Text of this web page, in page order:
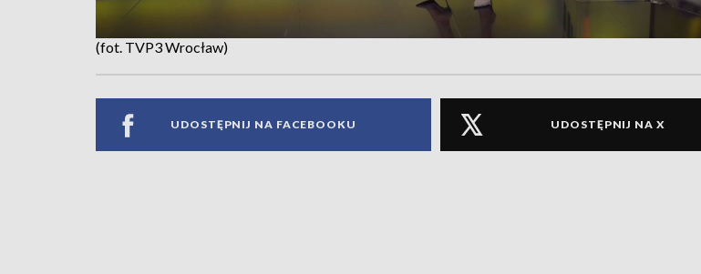
(fot. TVP3 Wrocław)
UDOSTĘPNIJ NA FACEBOOKU UDOSTĘPNIJ NA X